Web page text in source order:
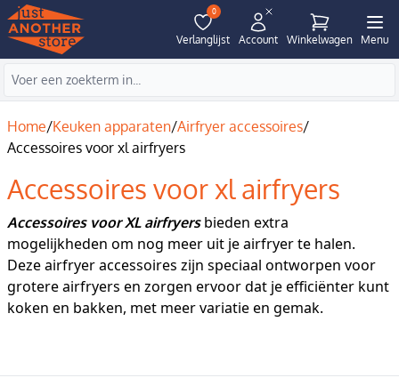
0
Verlanglijst Account Winkelwagen Menu
Home/Keuken apparaten/Airfryer accessoires/
Accessoires voor xl airfryers
Accessoires voor xl airfryers
Accessoires voor XL airfryersbieden extra
mogelijkheden om nog meer uit je airfryer te halen.
Deze airfryer accessoires zijn speciaal ontworpen voor
grotere airfryers en zorgen ervoor dat je efficiënter kunt
koken en bakken, met meer variatie en gemak.